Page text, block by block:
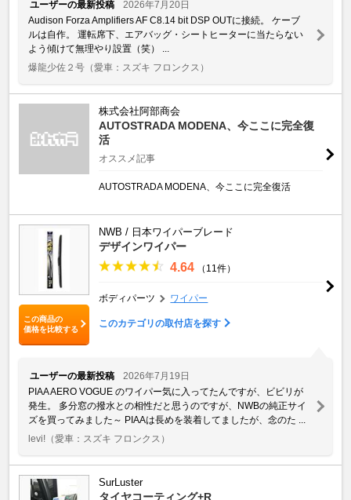
ユーザーの最新投稿
2026年7月20日
Audison Forza Amplifiers AF C8.14 bit DSP OUTに接続。 ケーブ
ルは自作。 運転席下、エアバッグ・シートヒーターに当たらない
よう傾けて無理やり設置（笑） ...
爆龍少佐２号 （愛車：スズキ フロンクス）
株式会社阿部商会
AUTOSTRADA MODENA、今ここに完全復
活
オススメ記事
AUTOSTRADA MODENA、今ここに完全復活
この商品の
価格を比較する
NWB / 日本ワイパーブレード
デザインワイパー
4.64 （11件）
ボディパーツ ワイパー
このカテゴリの取付店を探す
ユーザーの最新投稿
2026年7月19日
PIAA AERO VOGUE のワイパー気に入ってたんですが、ビビリが
発生。 多分窓の撥水との相性だと思うのですが、NWBの純正サイ
ズを買ってみました～ PIAAは長めを装着してましたが、念のた ...
levi! （愛車：スズキ フロンクス）
SurLuster
タイヤコーティング+R